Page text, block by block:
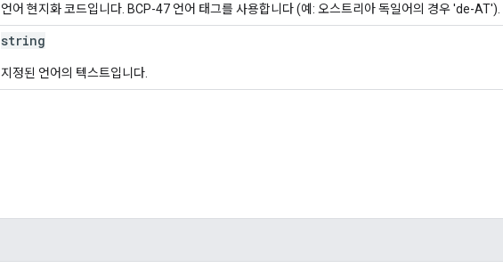
언어 현지화 코드입니다. BCP-47 언어 태그를 사용합니다 (예: 오스트리아 독일어의 경우 'de-AT').
string
지정된 언어의 텍스트입니다.